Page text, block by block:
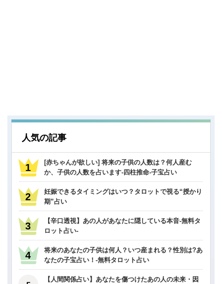
人気の記事
[赤ちゃんが欲しい] 将来の子供の人数は？何人産む
か、子供の人数を占います-四柱推命-子宝占い
妊娠できるタイミングはいつ？タロットで視る“授かり
期”占い
【辛口透視】あの人があなたに隠している本音-無料タ
ロット占い-
将来のあなたの子供は何人？いつ産まれる？性別は?あ
なたの子宝占い！-無料タロット占い
【人間関係占い】あなたを傷つけたあの人の未来・因